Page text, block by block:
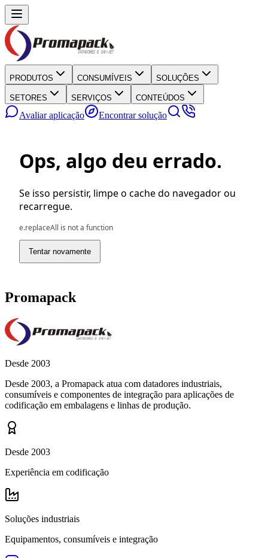
PRODUTOS CONSUMÍVEIS SOLUÇÕES
SETORES SERVIÇOS CONTEÚDOS
Avaliar aplicação Encontrar solução
Ops, algo deu errado.
Se isso persistir, limpe o cache do navegador ou
recarregue.
e.replaceAll is not a function
Tentar novamente
Promapack
Desde 2003
Desde 2003, a Promapack atua com datadores industriais,
consumíveis e componentes de integração para aplicações de
codificação em embalagens e linhas de produção.
Desde 2003
Experiência em codificação
Soluções industriais
Equipamentos, consumíveis e integração